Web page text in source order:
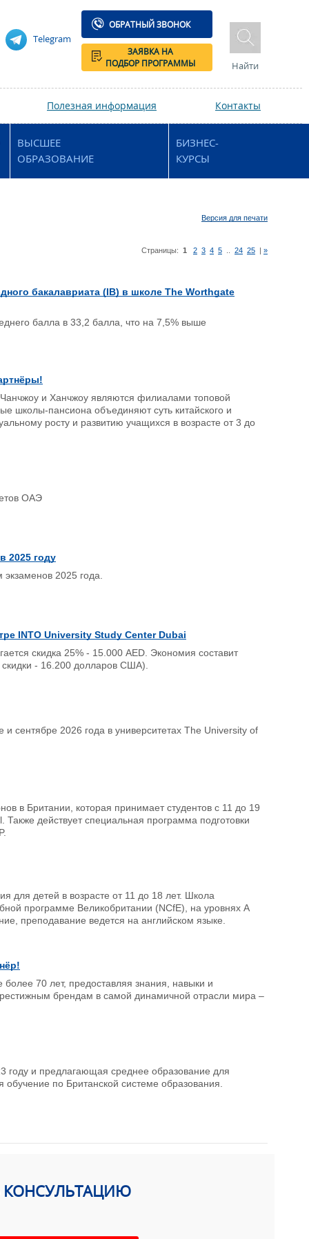
Telegram
ОБРАТНЫЙ ЗВОНОК
ЗАЯВКА НА
ПОДБОР ПРОГРАММЫ
Найти
Полезная информация Контакты
ВЫСШЕЕ
ОБРАЗОВАНИЕ
БИЗНЕС-
КУРСЫ
Версия для печати
Страницы: 1 2 3 4 5 24 25 | »
бакалавриата (IB) в школе The Worthgate
балла в 33,2 балла, что на 7,5% выше
и Ханчжоу являются филиалами топовой
школы-пансиона объединяют суть китайского и
росту и развитию учащихся в возрасте от 3 до
ОАЭ
2025 году
2025 года.
INTO University Study Center Dubai
скидка 25% - 15.000 AED. Экономия составит
- 16.200 долларов США).
сентябре 2026 года в университетах The University of
в Британии, которая принимает студентов с 11 до 19
действует специальная программа подготовки
для детей в возрасте от 11 до 18 лет. Школа
программе Великобритании (NCfE), на уровнях A
преподавание ведется на английском языке.
более 70 лет, предоставляя знания, навыки и
брендам в самой динамичной отрасли мира –
году и предлагающая среднее образование для
по Британской системе образования.
КОНСУЛЬТАЦИЮ